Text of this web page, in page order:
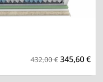
432,00 € 345,60 €